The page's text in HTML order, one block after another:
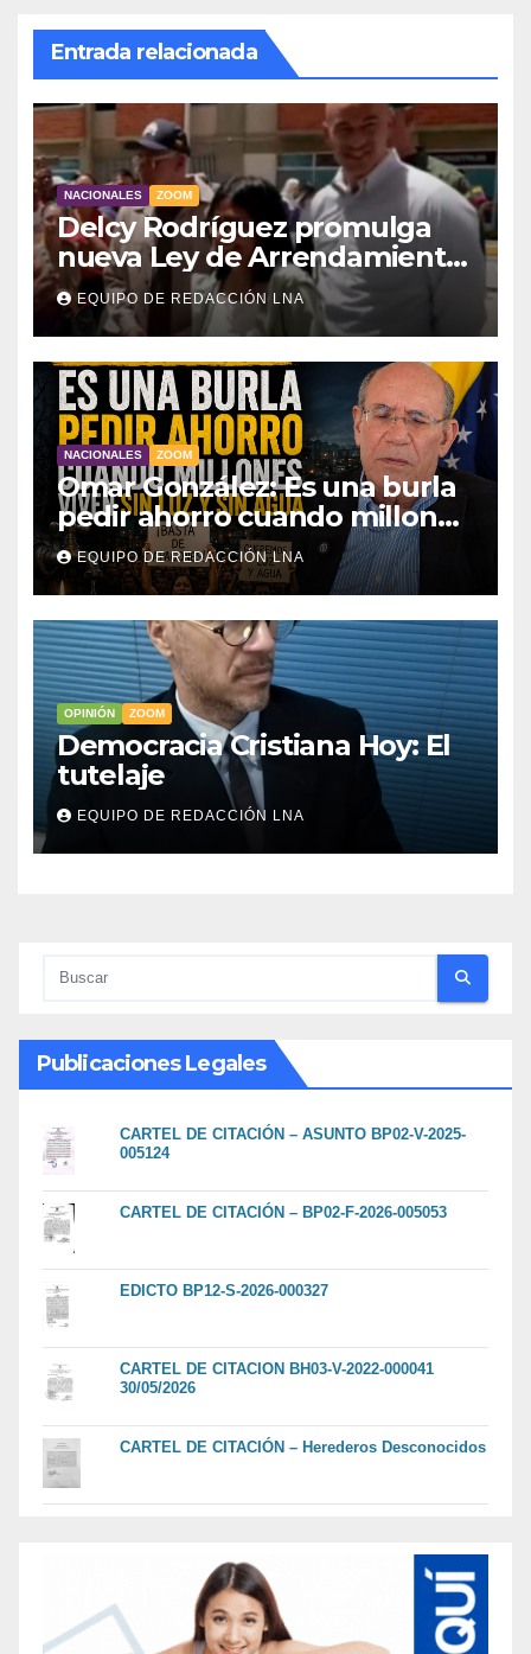
Entrada relacionada
NACIONALES ZOOM
Delcy Rodríguez promulga
nueva Ley de Arrendamiento
para atender a familias
damnificadas
EQUIPO DE REDACCIÓN LNA
NACIONALES ZOOM
Omar González: Es una burla
pedir ahorro cuando millones
viven sin luz y sin agua
EQUIPO DE REDACCIÓN LNA
OPINIÓN ZOOM
Democracia Cristiana Hoy: El
tutelaje
EQUIPO DE REDACCIÓN LNA
Publicaciones Legales
CARTEL DE CITACIÓN – ASUNTO BP02-V-2025-
005124
CARTEL DE CITACIÓN – BP02-F-2026-005053
EDICTO BP12-S-2026-000327
CARTEL DE CITACION BH03-V-2022-000041
30/05/2026
CARTEL DE CITACIÓN – Herederos Desconocidos